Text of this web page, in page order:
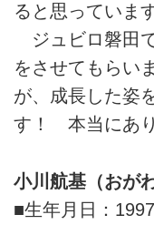
ると思っています
ジュビロ磐田
をさせてもらい
が、成長した姿
す！ 本当にあり
小川航基（おが
■生年月日：